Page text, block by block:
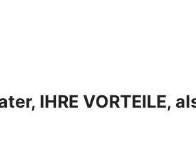
IHRE VORTEILE,